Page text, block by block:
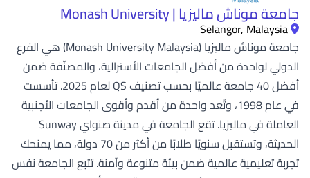
جامعة موناش ماليزيا | Monash University
Selangor, Malaysia
جامعة موناش ماليزيا (Monash University Malaysia) هي الفرع
الدولي لواحدة من أفضل الجامعات الأسترالية، والمصنّفة ضمن
أفضل 40 جامعة عالميًا بحسب تصنيف QS لعام 2025. تأسست
في عام 1998، وتُعد واحدة من أقدم وأقوى الجامعات الأجنبية
العاملة في ماليزيا. تقع الجامعة في مدينة صنواي Sunway
الحديثة، وتستقبل سنويًا طلابًا من أكثر من 70 دولة، مما يمنحك
تجربة تعليمية عالمية ضمن بيئة متنوعة وآمنة. تتبع الجامعة نفس